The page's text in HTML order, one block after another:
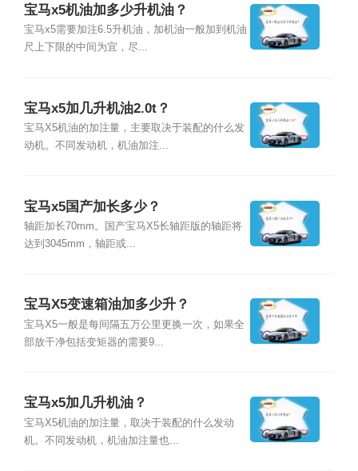
宝马x5机油加多少升机油？
宝马x5需要加注6.5升机油，加机油一般加到机油
尺上下限的中间为宜，尽...
宝马x5加几升机油2.0t？
宝马X5机油的加注量，主要取决于装配的什么发
动机。不同发动机，机油加注...
宝马x5国产加长多少？
轴距加长70mm。国产宝马X5长轴距版的轴距将
达到3045mm，轴距或...
宝马X5变速箱油加多少升？
宝马X5一般是每间隔五万公里更换一次，如果全
部放干净包括变矩器的需要9...
宝马x5加几升机油？
宝马X5机油的加注量，取决于装配的什么发动
机。不同发动机，机油加注量也...